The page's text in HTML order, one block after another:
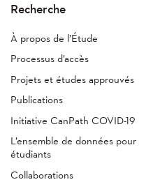
Recherche
À propos de l’Étude
Processus d’accès
Projets et études approuvés
Publications
Initiative CanPath COVID-19
L’ensemble de données pour
étudiants
Collaborations